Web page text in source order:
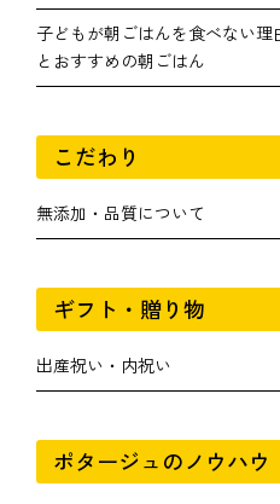
子どもが朝ごはんを食べない
とおすすめの朝ごはん
こだわり
無添加・品質について
ギフト・贈り物
出産祝い・内祝い
ポタージュのノウハウ